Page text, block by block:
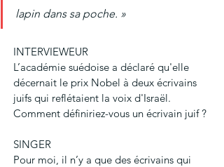
lapin dans sa poche. »
INTERVIEWEUR
L’académie suédoise a déclaré qu'elle
décernait le prix Nobel à deux écrivains
juifs qui reflétaient la voix d'Israël.
Comment définiriez-vous un écrivain juif ?
SINGER
Pour moi, il n’y a que des écrivains qui